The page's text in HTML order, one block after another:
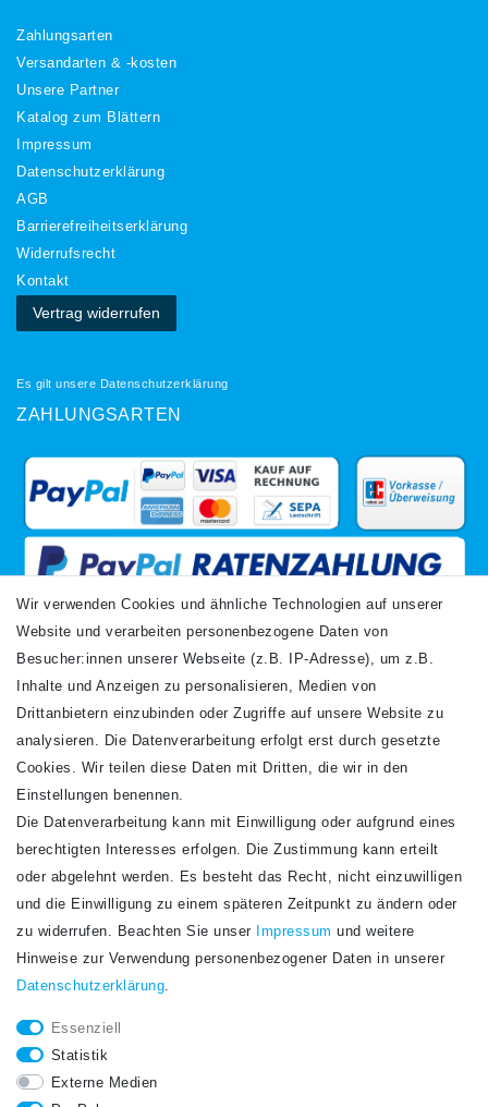
Zahlungsarten
Versandarten & -kosten
Unsere Partner
Katalog zum Blättern
Impressum
Daten­schutz­erklärung
AGB
Barrierefreiheitserklärung
Widerrufs­recht
Kontakt
Vertrag widerrufen
Es gilt unsere Datenschutzerklärung
ZAHLUNGSARTEN
VERSANDARTEN
Newsletter
Honig
Hiermit bestätige ich, dass ich dieDaten­schutz­erklärunggelesen habe. Meine
STAY CONNECTED.
Wir verwenden Cookies und ähnliche Technologien auf unserer
Website und verarbeiten personenbezogene Daten von
Besucher:innen unserer Webseite (z.B. IP-Adresse), um z.B.
Inhalte und Anzeigen zu personalisieren, Medien von
Drittanbietern einzubinden oder Zugriffe auf unsere Website zu
analysieren. Die Datenverarbeitung erfolgt erst durch gesetzte
Cookies. Wir teilen diese Daten mit Dritten, die wir in den
Einstellungen benennen.
Die Datenverarbeitung kann mit Einwilligung oder aufgrund eines
berechtigten Interesses erfolgen. Die Zustimmung kann erteilt
oder abgelehnt werden. Es besteht das Recht, nicht einzuwilligen
und die Einwilligung zu einem späteren Zeitpunkt zu ändern oder
zu widerrufen. Beachten Sie unser
Impressum und weitere
Hinweise zur Verwendung personenbezogener Daten in unserer
Daten­schutz­erklärung.
Essenziell
Statistik
Externe Medien